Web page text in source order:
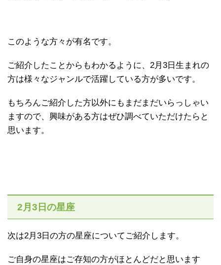
このような方々が有名です。
ご紹介したことからもわかるように、2月3日生まれの
方は様々なジャンルで活躍している方が多いです。
もちろんご紹介した方以外にもまだまだいらっしゃい
ますので、興味がある方はぜひ調べていただけたらと
思います。
2月3日の星座
次は2月3日の方の星座についてご紹介します。
ご自身の星座はご存知の方がほとんどだと思います